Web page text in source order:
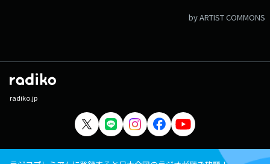
by ARTIST COMMONS
radiko.jp